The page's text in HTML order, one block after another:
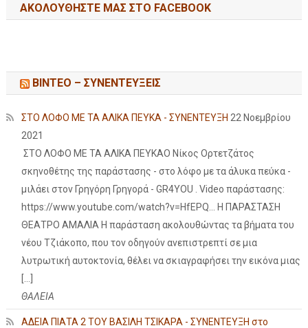
ΑΚΟΛΟΥΘΉΣΤΕ ΜΑΣ ΣΤΟ FACEBOOK
ΒΙΝΤΕΟ – ΣΥΝΕΝΤΕΥΞΕΙΣ
ΣΤΟ ΛΟΦΟ ΜΕ ΤΑ ΑΛΙΚΑ ΠΕΥΚΑ - ΣΥΝΕΝΤΕΥΞΗ 22 Νοεμβρίου
2021
ΣΤΟ ΛΟΦΟ ΜΕ ΤΑ ΑΛΙΚΑ ΠΕΥΚΑΟ Νίκος Ορτετζάτος
σκηνοθέτης της παράστασης - στο λόφο με τα άλυκα πεύκα -
μιλάει στον Γρηγόρη Γρηγορά - GR4YOU . Video παράστασης:
https://www.youtube.com/watch?v=HfEPQ... Η ΠΑΡΑΣΤΑΣΗ
ΘΕΑΤΡΟ ΑΜΑΛΙΑ Η παράσταση ακολουθώντας τα βήματα του
νέου Τζιάκοπο, που τον οδηγούν ανεπιστρεπτί σε μια
λυτρωτική αυτοκτονία, θέλει να σκιαγραφήσει την εικόνα μιας
ΘΑΛΕΙΑ
ΑΔΕΙΑ ΠΙΑΤΑ 2 ΤΟΥ ΒΑΣΙΛΗ ΤΣΙΚΑΡΑ - ΣΥΝΕΝΤΕΥΞΗ στο